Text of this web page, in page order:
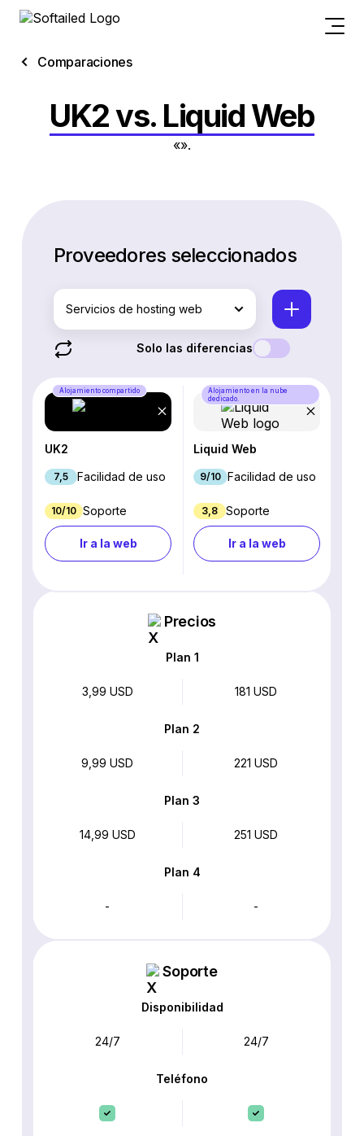
Comparaciones
UK2 vs. Liquid Web
«».
Proveedores seleccionados
Servicios de hosting web
Solo las diferencias
Alojamiento compartido
UK2
7,5 Facilidad de uso
10/10 Soporte
Ir a la web
Alojamiento en la nube
dedicado.
Liquid Web
9/10 Facilidad de uso
3,8 Soporte
Ir a la web
Precios
Plan 1
3,99 USD 181 USD
Plan 2
9,99 USD 221 USD
Plan 3
14,99 USD 251 USD
Plan 4
- -
Soporte
Disponibilidad
24/7 24/7
Teléfono